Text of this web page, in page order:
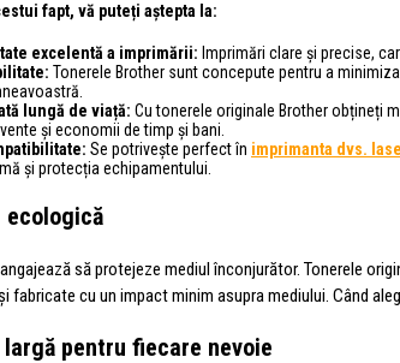
fapt, vă puteți aștepta la:
excelentă a imprimării: Imprimări clare și precise,
Tonerele Brother sunt concepute pentru a
lungă de viață: Cu tonerele originale Brother obțineți
și economii de timp și bani.
Se potrivește perfect în imprimanta dvs.
și protecția echipamentului.
ecologică
să protejeze mediul înconjurător. Tonerele
fabricate cu un impact minim asupra mediului. Când
largă pentru fiecare nevoie